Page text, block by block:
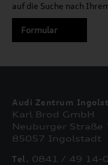
auf die Suche nach
Formular
Audi Zentrum
Karl Brod GmbH
Neuburger Straße
85057 Ingolstadt
Tel. 0841 / 49 14-0